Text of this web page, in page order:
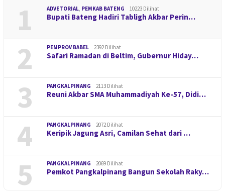
1 ADVETORIAL, PEMKAB BATENG 10223 Dilihat
Bupati Bateng Hadiri Tabligh Akbar Perin…
2 PEMPROV BABEL 2392 Dilihat
Safari Ramadan di Beltim, Gubernur Hiday…
3 PANGKALPINANG 2113 Dilihat
Reuni Akbar SMA Muhammadiyah Ke-57, Didi…
4 PANGKALPINANG 2072 Dilihat
Keripik Jagung Asri, Camilan Sehat dari …
5 PANGKALPINANG 2069 Dilihat
Pemkot Pangkalpinang Bangun Sekolah Raky…